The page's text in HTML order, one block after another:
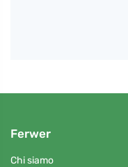
Ferwer
Chi siamo